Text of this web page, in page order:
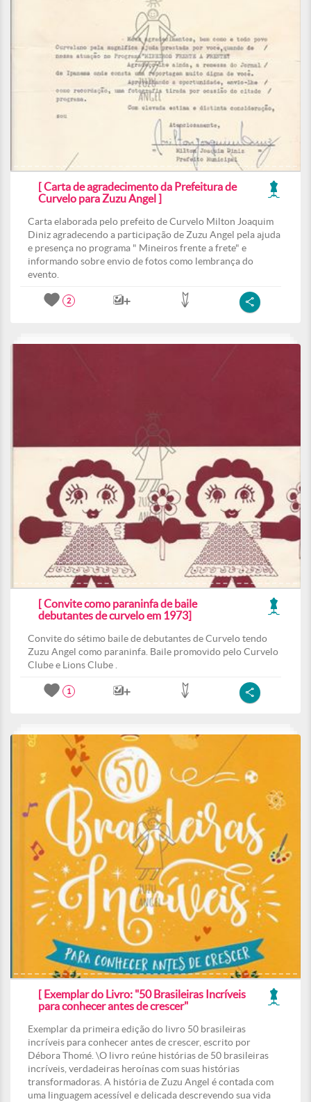
[ Carta de agradecimento da Prefeitura de
Curvelo para Zuzu Angel ]
Carta elaborada pelo prefeito de Curvelo Milton Joaquim
Diniz agradecendo a participação de Zuzu Angel pela ajuda
e presença no programa " Mineiros frente a frete" e
informando sobre envio de fotos como lembrança do
evento.
2
[ Convite como paraninfa de baile
debutantes de curvelo em 1973]
Convite do sétimo baile de debutantes de Curvelo tendo
Zuzu Angel como paraninfa. Baile promovido pelo Curvelo
Clube e Lions Clube .
1
[ Exemplar do Livro: "50 Brasileiras Incríveis
para conhecer antes de crescer"
Exemplar da primeira edição do livro 50 brasileiras
incríveis para conhecer antes de crescer, escrito por
Débora Thomé. \O livro reúne histórias de 50 brasileiras
incríveis, verdadeiras heroínas com suas histórias
transformadoras. A história de Zuzu Angel é contada com
uma linguagem acessível e delicada descrevendo sua vida